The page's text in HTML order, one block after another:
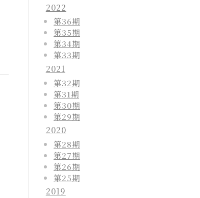
2022
第36期
第35期
第34期
第33期
2021
第32期
第31期
第30期
第29期
2020
第28期
第27期
第26期
第25期
2019